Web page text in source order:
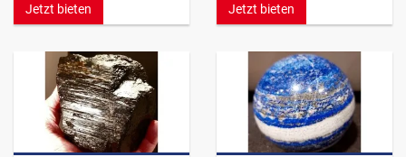
Jetzt bieten Jetzt bieten